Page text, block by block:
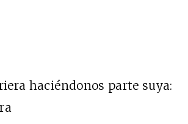
haciéndonos parte suya: